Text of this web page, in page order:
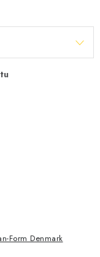
Form Denmark